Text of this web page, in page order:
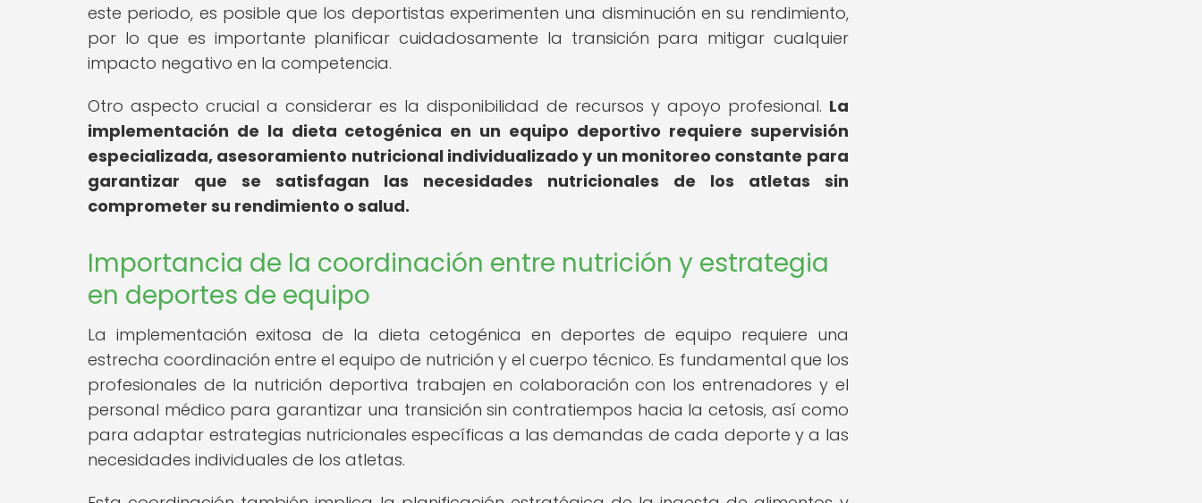
este periodo, es posible que los deportistas experimenten una disminución en su rendimiento,
por lo que es importante planificar cuidadosamente la transición para mitigar cualquier
impacto negativo en la competencia.
Otro aspecto crucial a considerar es la disponibilidad de recursos y apoyo profesional. La
implementación de la dieta cetogénica en un equipo deportivo requiere supervisión
especializada, asesoramiento nutricional individualizado y un monitoreo constante para
garantizar que se satisfagan las necesidades nutricionales de los atletas sin
comprometer su rendimiento o salud.
Importancia de la coordinación entre nutrición y estrategia
en deportes de equipo
La implementación exitosa de la dieta cetogénica en deportes de equipo requiere una
estrecha coordinación entre el equipo de nutrición y el cuerpo técnico. Es fundamental que los
profesionales de la nutrición deportiva trabajen en colaboración con los entrenadores y el
personal médico para garantizar una transición sin contratiempos hacia la cetosis, así como
para adaptar estrategias nutricionales específicas a las demandas de cada deporte y a las
necesidades individuales de los atletas.